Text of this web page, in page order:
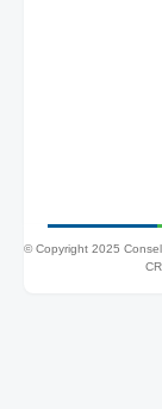
© Copyright 2025